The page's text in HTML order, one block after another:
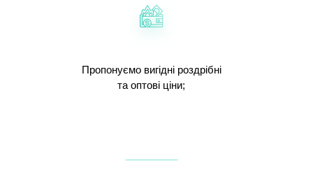
Пропонуємо вигідні роздрібні
та оптові ціни;